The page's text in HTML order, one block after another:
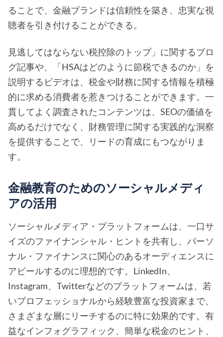
ることで、金融ブランドは信頼性を築き、忠実な視
聴者を引き付けることができる。
見逃してはならない税控除のトップ」に関するブロ
グ記事や、「HSAはどのように節税できるのか」を
説明するビデオは、税金や財務に関する情報を積極
的に求める消費者を惹きつけることができます。一
貫してよく調査されたコンテンツは、SEOの価値を
高めるだけでなく、財務管理に関する実践的な洞察
を提供することで、リードの育成にもつながりま
す。
金融教育のためのソーシャルメディ
アの活用
ソーシャルメディア・プラットフォームは、一口サ
イズのファイナンシャル・ヒントを共有し、パーソ
ナル・ファイナンスに関心のあるオーディエンスに
アピールするのに理想的です。LinkedIn、
Instagram、Twitterなどのプラットフォームは、若
いプロフェッショナルから経験豊富な投資家まで、
さまざまな層にリーチするのに特に効果的です。有
益なインフォグラフィック、簡単な税金のヒント、